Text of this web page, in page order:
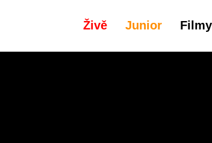
Živě Junior Filmy